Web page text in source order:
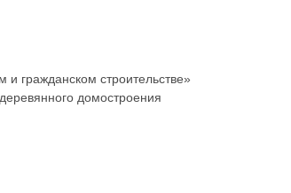
гражданском строительстве»
домостроения